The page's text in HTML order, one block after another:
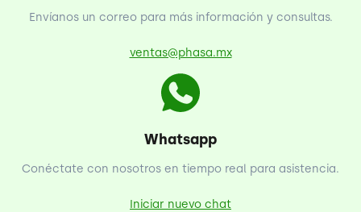
Envíanos un correo para más información y consultas.
ventas@phasa.mx
Whatsapp
Conéctate con nosotros en tiempo real para asistencia.
Iniciar nuevo chat